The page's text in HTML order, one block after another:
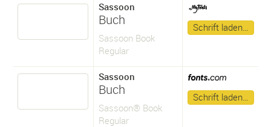
Sassoon
Buch
Sassoon Book
Regular
Schrift laden…
Sassoon
Buch
Sassoon® Book
Regular
Schrift laden…